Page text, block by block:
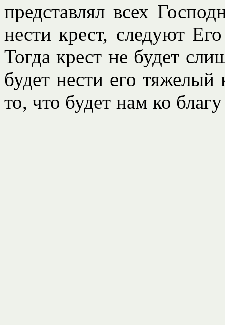
представлял всех
нести крест, следуют
Тогда крест не будет
будет нести его тяжелый
то, что будет нам ко